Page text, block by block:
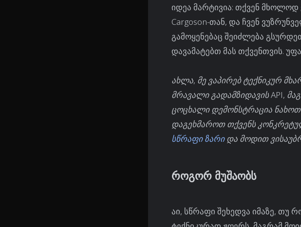
იდეა მარტივია: თქვენ მხოლოდ
Cargoson-თან, და ჩვენ
გამოყენებაც შეიძლება
დავამატებთ მას თქვენთვის.
ახლა, მე ვაპირებ ტექნიკურ
მრავალი გადამზიდავის API,
ცოცხალი დემონსტრაცია
დაგეხმაროთ თქვენს
სწრაფი ზარიდა მოდით
როგორ მუშაობს
აი, სწრაფი შეხედვა იმაზე, თუ